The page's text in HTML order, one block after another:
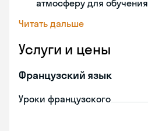
атмосферу для обучения
Читать дальше
Услуги и цены
Французский язык
Уроки французского